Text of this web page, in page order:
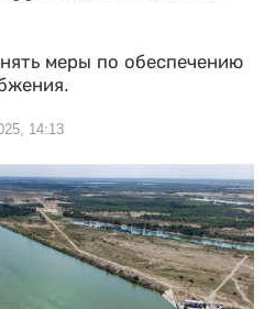
меры по обеспечению
14:13